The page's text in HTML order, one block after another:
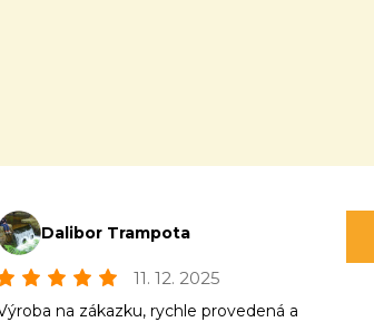
Dalibor Trampota
11. 12. 2025
na zákazku, rychle provedená a